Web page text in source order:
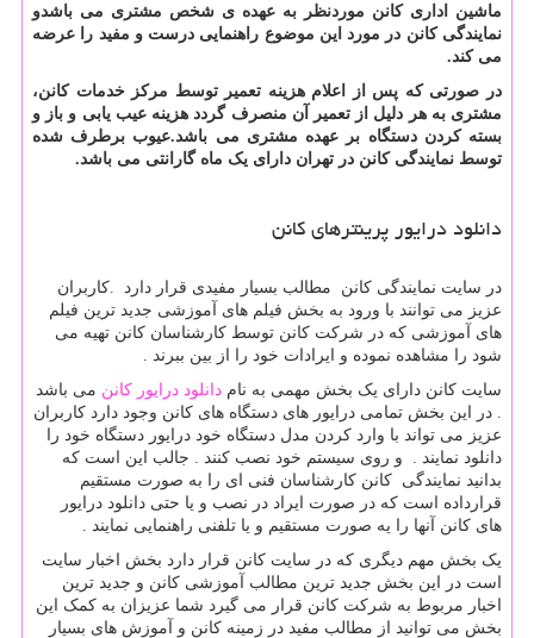
ماشین اداری کانن موردنظر به عهده ی شخص مشتری می باشدو
نمایندگی کانن در مورد این موضوع راهنمایی درست و مفید را عرضه
می کند.
در صورتی که پس از اعلام هزینه تعمیر توسط مرکز خدمات کانن،
مشتری به هر دلیل از تعمیر آن منصرف گردد هزینه عیب یابی و باز و
بسته کردن دستگاه بر عهده مشتری می باشد.عیوب برطرف شده
توسط نمایندگی کانن در تهران دارای یک ماه گارانتی می باشد.
دانلود درایور پرینترهای کانن
در سایت نمایندگی کانن مطالب بسیار مفیدی قرار دارد
کاربران
عزیز می توانند با ورود به بخش فیلم های آموزشی جدید ترین فیلم
های آموزشی که در شرکت کانن توسط کارشناسان کانن تهیه می
شود را مشاهده نموده و ایرادات خود را از بین ببرند .
سایت کانن دارای یک بخش مهمی به نام دانلود درایور کانن می باشد
. در این بخش تمامی درایور های دستگاه های کانن وجود دارد کاربران
عزیز می تواند با وارد کردن مدل دستگاه خود درایور دستگاه خود را
دانلود نمایند . و روی سیستم خود نصب کنند . جالب این است که
بدانید نمایندگی کانن کارشناسان فنی ای را به صورت مستقیم
قرارداده است که در صورت ایراد در نصب و یا حتی دانلود درایور
های کانن آنها را یه صورت مستقیم و یا تلفنی راهنمایی نمایند .
یک بخش مهم دیگری که در سایت کانن قرار دارد بخش اخبار سایت
است در این بخش جدید ترین مطالب آموزشی کانن و جدید ترین
اخبار مربوط به شرکت کانن قرار می گیرد شما عزیزان به کمک این
بخش می توانید از مطالب مفید در زمینه کانن و آموزش های بسیار